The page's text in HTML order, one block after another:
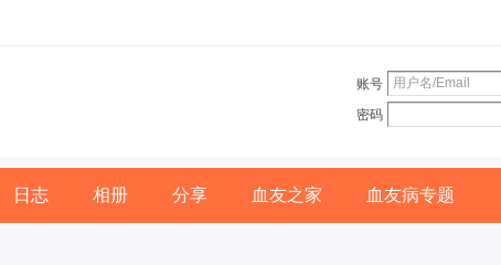
账号
密码
日志 相册 分享 血友之家 血友病专题